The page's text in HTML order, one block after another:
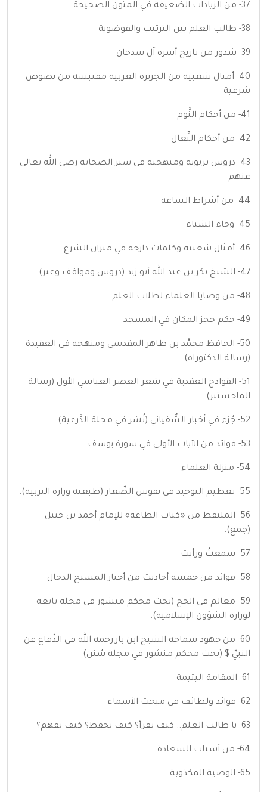
37- من الزيادات الضعيفة في المتون الصحيحة
38- طالب العلم بين الترتيب والفوضوية
39- شذور من تاريخ أسرة آل سدحان
40- أمثال شعبية من الجزيرة العربية مقتبسة من نصوص
شرعية
41- من أحكام النَّوم
42- من أحكام النِّعال
43- دروس تربوية ومنهجية في سير الصحابة رضي الله تعالى
عنهم
44- من أشراط الساعة
45- وجاء الشتاء
46- أمثال شعبية وكلمات دارجة في ميزان الشرع
47- الشيخ بكر بن عبد الله أبو زيد (دروس ومواقف وعبر)
48- من وصايا العلماء لطلاب العلم
49- حكم حجز المكان في المسجد
50- الحافظ محمَّد بن طاهر المقدسي ومنهجه في العقيدة
(رسالة الدكتوراه)
51- القوادح العقدية في شعر العصر العباسي الأول (رسالة
الماجستير)
52- جُزء في أخبار السُّفياني (نُشر في مجلة الدَّرعية).
53- فوائد من الآيات الأولى في سورة يوسف
54- منزلة العلماء
55- تعظيم التوحيد في نفوس الصِّغار (طبعته وزارة التربية).
56- الملتقط من «كتاب الطاعة» للإمام أحمد بن حنبل
(جمع).
57- سمعتُ ورأيت
58- فوائد من خمسة أحاديث من أخبار المسيح الدجال
59- معالم في الحج (بحث محكم منشور في مجلة تابعة
لوزارة الشؤون الإسلامية).
60- من جهود سماحة الشيخ ابن باز رحمه الله في الدِّفاع عن
النبيِّ $ (بحث محكم منشور في مجلة سُنن)
61- المقامة اليتيمة
62- فوائد ولطائف في مبحث الأسماء
63- يا طالب العلم.. كيف تقرأ؟ كيف تحفظ؟ كيف تفهم؟
64- من أسباب السعادة
65- الوصية المكذوبة.